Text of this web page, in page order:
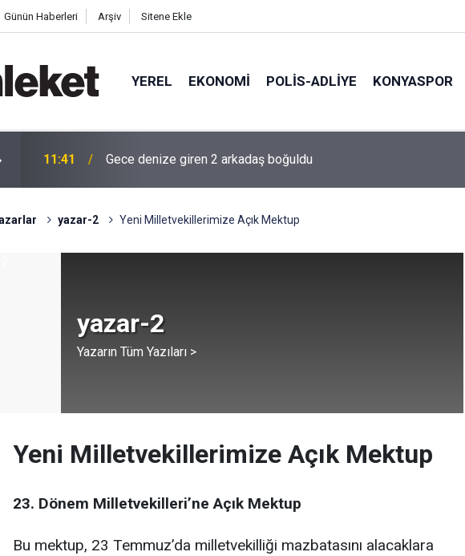
Günün Haberleri Arşiv Sitene Ekle
YEREL EKONOMI POLİS-ADLİYE KONYASPOR
11:40
Kazandırıyor!
yazar-2 Yeni Milletvekillerimize Açık Mektup
yazar-2
Yazarın Tüm Yazıları >
Yeni Milletvekillerimize Açık Mektup
23. Dönem Milletvekilleri’ne Açık Mektup
Bu mektup, 23 Temmuz’da milletvekilliği mazbatasını alacaklara